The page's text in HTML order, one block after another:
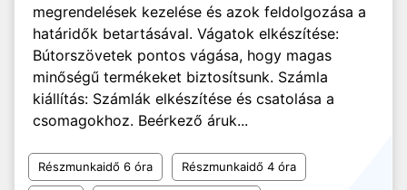
megrendelések kezelése és azok feldolgozása a
határidők betartásával. Vágatok elkészítése:
Bútorszövetek pontos vágása, hogy magas
minőségű termékeket biztosítsunk. Számla
kiállítás: Számlák elkészítése és csatolása a
csomagokhoz. Beérkező áruk...
Részmunkaidő 6 óra Részmunkaidő 4 óra